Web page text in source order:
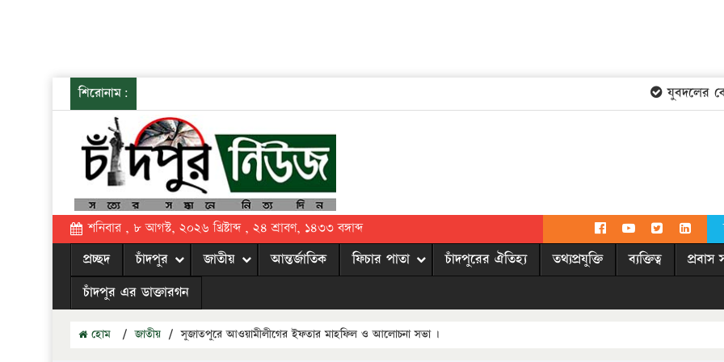
শিরোনাম: যুবদলের
শনিবার , ৮ আগস্ট, ২০২৬ খ্রিষ্টাব্দ , ২৪ শ্রাবণ, ১৪৩৩ বঙ্গাব্দ
প্রচ্ছদ চাঁদপুর জাতীয় আন্তর্জাতিক ফিচার পাতা চাঁদপুরের ঐতিহ্য তথ্যপ্রযুক্তি ব্যক্তিত্ব প্রবাস
চাঁদপুর এর ডাক্তারগন
হোম / জাতীয় / সুজাতপুরে আওয়ামীলীগের ইফতার মাহফিল ও আলোচনা সভা ।